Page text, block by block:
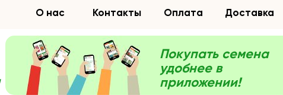
О нас Контакты Оплата Доставка
Покупать семена
удобнее в
приложении!